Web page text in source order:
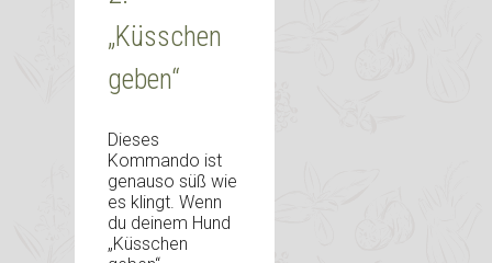
„Küsschen
geben“
Dieses
Kommando ist
genauso süß wie
es klingt. Wenn
du deinem Hund
„Küsschen